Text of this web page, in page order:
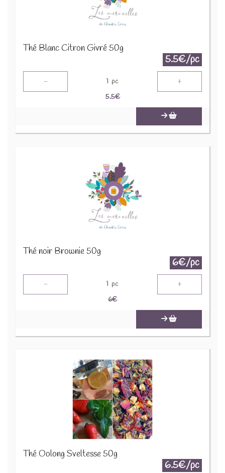
Thé Blanc Citron Givré 50g
5.5€/pc
- 1 pc +
5.5€
Thé noir Brownie 50g
6€/pc
- 1 pc +
6€
Thé Oolong Sveltesse 50g
6.5€/pc